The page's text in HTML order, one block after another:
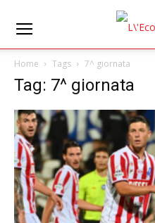
Home Tags 7^ giornata
Tag: 7^ giornata